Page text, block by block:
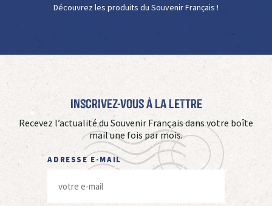
Découvrez les produits du Souvenir Français !
Inscrivez-vous à La Lettre
Recevez l’actualité du Souvenir Français dans votre boîte
mail une fois par mois.
ADRESSE E-MAIL